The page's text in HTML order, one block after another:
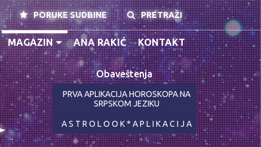
PORUKE SUDBINE PRETRAŽI
MAGAZIN ANA RAKIĆ KONTAKT
Obaveštenja
PRVA APLIKACIJA HOROSKOPA NA
SRPSKOM JEZIKU
A S T R O L O O K * A P L I K A C I J A